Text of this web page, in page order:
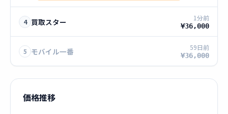
4 買取スター 1分前
¥36,000
5 モバイル一番 59日前
¥36,000
価格推移